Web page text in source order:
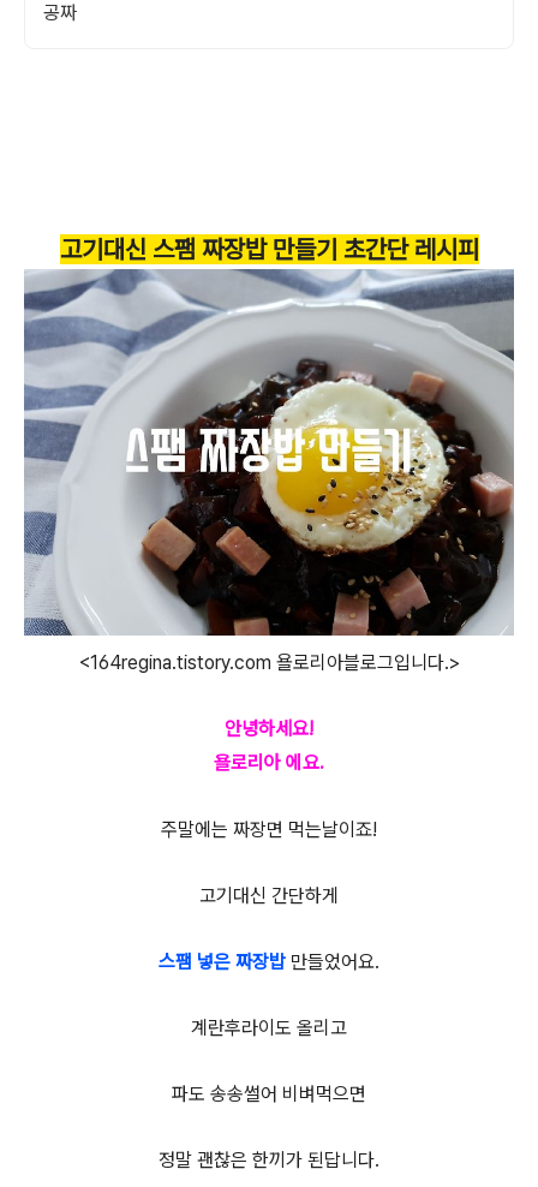
공짜
고기대신 스팸 짜장밥 만들기 초간단 레시피
<164regina.tistory.com 욜로리아블로그입니다.>
안녕하세요!
욜로리아 에요.
주말에는 짜장면 먹는날이죠!
고기대신 간단하게
스팸 넣은 짜장밥 만들었어요.
계란후라이도 올리고
파도 송송썰어 비벼먹으면
정말 괜찮은 한끼가 된답니다.